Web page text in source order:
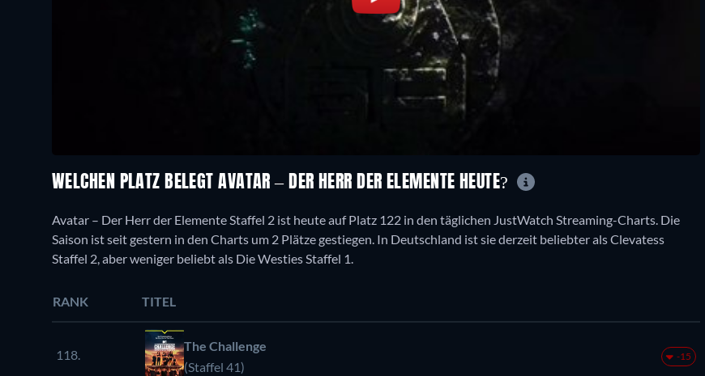
WELCHEN PLATZ BELEGT AVATAR – DER HERR DER ELEMENTE HEUTE?
Avatar – Der Herr der Elemente Staffel 2 ist heute auf Platz 122 in den täglichen JustWatch Streaming-Charts. Die
Saison ist seit gestern in den Charts um 2 Plätze gestiegen. In Deutschland ist sie derzeit beliebter als Clevatess
Staffel 2, aber weniger beliebt als Die Westies Staffel 1.
RANK TITEL
118.
The Challenge
(Staffel 41)
-15